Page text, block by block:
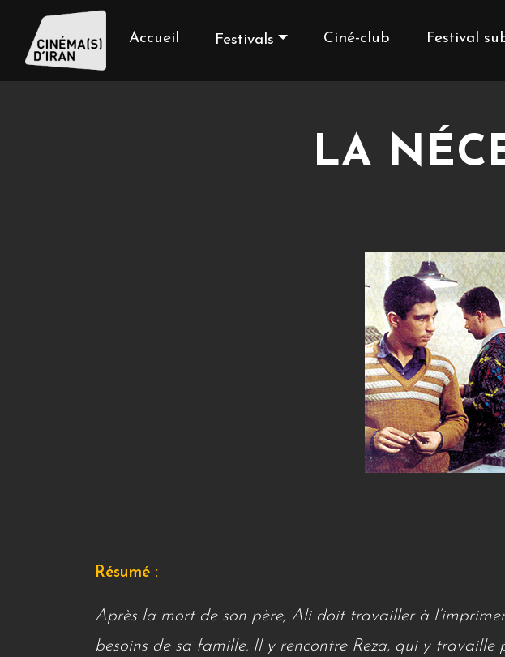
Accueil Festivals Ciné-club Festival
LA
Résumé :
Après la mort de son père, Ali doit travailler à
besoins de sa famille. Il y rencontre Reza, qui y travaille